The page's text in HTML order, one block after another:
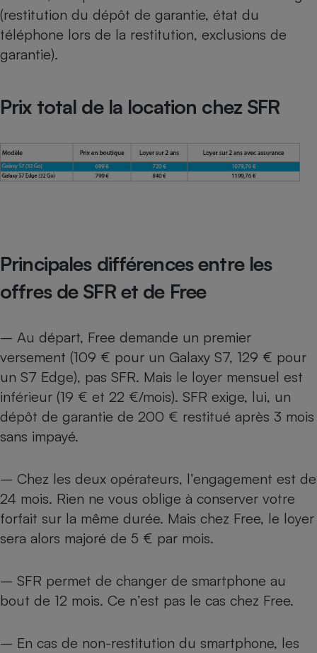
(restitution du dépôt de garantie, état du
téléphone lors de la restitution, exclusions de
garantie).
Prix total de la location chez SFR
Principales différences entre les
offres de SFR et de Free
– Au départ, Free demande un premier
versement (109 € pour un Galaxy S7, 129 € pour
un S7 Edge), pas SFR. Mais le loyer mensuel est
inférieur (19 € et 22 €/mois). SFR exige, lui, un
dépôt de garantie de 200 € restitué après 3 mois
sans impayé.
– Chez les deux opérateurs, l’engagement est de
24 mois. Rien ne vous oblige à conserver votre
forfait sur la même durée. Mais chez Free, le loyer
sera alors majoré de 5 € par mois.
– SFR permet de changer de smartphone au
bout de 12 mois. Ce n’est pas le cas chez Free.
– En cas de non-restitution du smartphone, les